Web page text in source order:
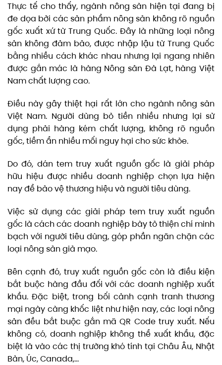
Thực tế cho thấy, ngành nông sản hiện tại đang bị
đe dọa bởi các sản phẩm nông sản không rõ nguồn
gốc xuất xứ từ Trung Quốc. Đây là những loại nông
sản không đảm bảo, được nhập lậu từ Trung Quốc
bằng nhiều cách khác nhau nhưng lại ngang nhiên
được gắn mác là hàng Nông sản Đà Lạt, hàng Việt
Nam chất lượng cao.
Điều này gây thiệt hại rất lớn cho ngành nông sản
Việt Nam. Người dùng bỏ tiền nhiều nhưng lại sử
dụng phải hàng kém chất lượng, không rõ nguồn
gốc, tiềm ẩn nhiều mối nguy hại cho sức khỏe.
Do đó, dán tem truy xuất nguồn gốc là giải pháp
hữu hiệu được nhiều doanh nghiệp chọn lựa hiện
nay để bảo vệ thương hiệu và người tiêu dùng.
Việc sử dụng các giải pháp tem truy xuất nguồn
gốc là cách các doanh nghiệp bày tỏ thiện chí minh
bạch với người tiêu dùng, góp phần ngăn chặn các
loại nông sản giả mạo.
Bên cạnh đó, truy xuất nguồn gốc còn là điều kiện
bắt buộc hàng đầu đối với các doanh nghiệp xuất
khẩu. Đặc biệt, trong bối cảnh cạnh tranh thương
mại ngày càng khốc liệt như hiện nay, các loại nông
sản đều bắt buộc gắn mã QR Code truy xuất. Nếu
không có, doanh nghiệp không thể xuất khẩu, đặc
biệt là vào các thị trường khó tính tại Châu Âu, Nhật
Bản, Úc, Canada,…